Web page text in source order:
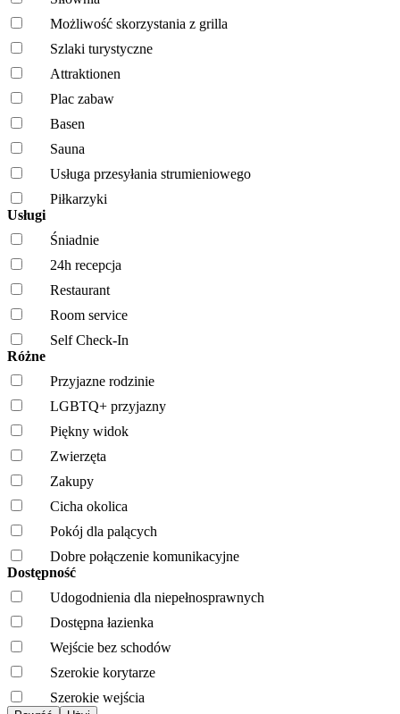
Możliwość skorzystania z grilla
Szlaki turystyczne
Attraktionen
Plac zabaw
Basen
Sauna
Usługa przesyłania strumieniowego
Piłkarzyki
Usługi
Śniadnie
24h recepcja
Restaurant
Room service
Self Check-In
Różne
Przyjazne rodzinie
LGBTQ+ przyjazny
Piękny widok
Zwierzęta
Zakupy
Cicha okolica
Pokój dla palących
Dobre połączenie komunikacyjne
Dostępność
Udogodnienia dla niepełnosprawnych
Dostępna łazienka
Wejście bez schodów
Szerokie korytarze
Szerokie wejścia